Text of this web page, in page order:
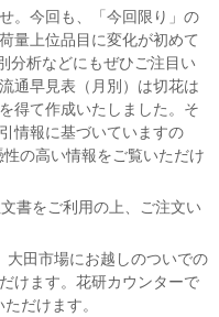
。今回も、「今回限り」の
量上位品目に変化が初めて
分析などにもぜひご注目い
通早見表（月別）は切花は
得て作成いたしました。そ
情報に基づいていますの
の高い情報をご覧いただけ
書をご利用の上、ご注文い
大田市場にお越しのついでの
けます。花研カウンターで
だけます。